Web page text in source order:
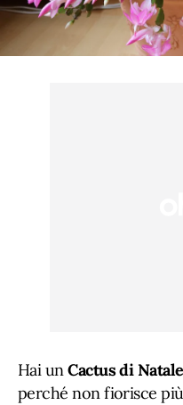
Hai unCactus di Natale
perché non fiorisce